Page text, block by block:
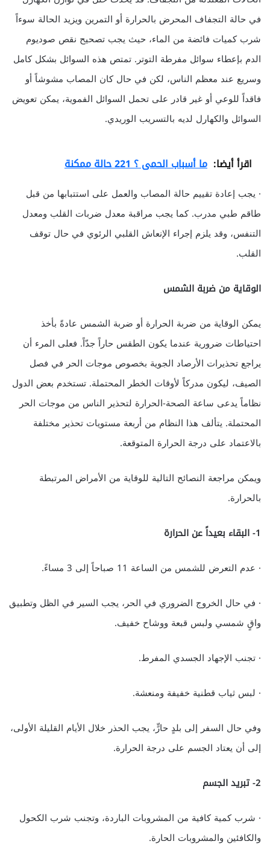
في حالة التجفاف المحرض بالحرارة أو التمرين ويزيد الحالة سوءاً
شرب كميات فائضة من الماء، حيث يجب تصحيح نقص صوديوم
الدم بإعطاء سوائل مفرطة التوتر. تمتص هذه السوائل بشكل كامل
وسريع عند معظم الناس، لكن في حال كان المصاب مشوشاً أو
فاقداً للوعي أو غير قادر على تحمل السوائل الفموية، يمكن تعويض
السوائل والكهارل لديه بالتسريب الوريدي.
اقرأ أيضا: ما أسباب الحمى ؟ 221 حالة ممكنة
· يجب إعادة تقييم حالة المصاب والعمل على استتبابها من قبل
طاقم طبي مدرب. كما يجب مراقبة معدل ضربات القلب ومعدل
التنفس، وقد يلزم إجراء الإنعاش القلبي الرئوي في حال توقف
القلب.
الوقاية من ضربة الشمس
يمكن الوقاية من ضربة الحرارة أو ضربة الشمس عادةً بأخذ
احتياطات ضرورية عندما يكون الطقس حاراً جدّاً. فعلى المرء أن
يراجع تحذيرات الأرصاد الجوية بخصوص موجات الحر في فصل
الصيف، ليكون مدركاً لأوقات الخطر المحتملة. تستخدم بعض الدول
نظاماً يدعى ساعة الصحة-الحرارة لتحذير الناس من موجات الحر
المحتملة. يتألف هذا النظام من أربعة مستويات تحذير مختلفة
بالاعتماد على درجة الحرارة المتوقعة.
ويمكن مراجعة النصائح التالية للوقاية من الأمراض المرتبطة
بالحرارة.
1- البقاء بعيداً عن الحرارة
· عدم التعرض للشمس من الساعة 11 صباحاً إلى 3 مساءً.
· في حال الخروج الضروري في الحر، يجب السير في الظل وتطبيق
واقٍ شمسي ولبس قبعة ووشاح خفيف.
· تجنب الإجهاد الجسدي المفرط.
· لبس ثياب قطنية خفيفة ومنعشة.
وفي حال السفر إلى بلدٍ حارٍّ، يجب الحذر خلال الأيام القليلة الأولى،
إلى أن يعتاد الجسم على درجة الحرارة.
2- تبريد الجسم
· شرب كمية كافية من المشروبات الباردة، وتجنب شرب الكحول
والكافئين والمشروبات الحارة.